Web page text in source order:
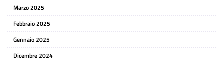
Marzo 2025
Febbraio 2025
Gennaio 2025
Dicembre 2024